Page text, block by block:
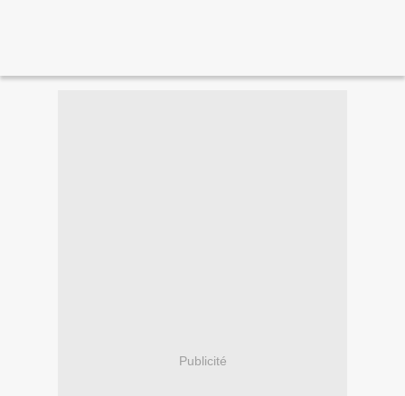
Publicité